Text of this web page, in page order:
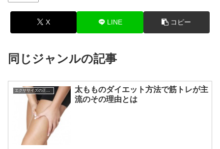
X LINE コピー
同じジャンルの記事
エクササイズの正しい知識☆
太もものダイエット方法で筋トレが主
流のその理由とは